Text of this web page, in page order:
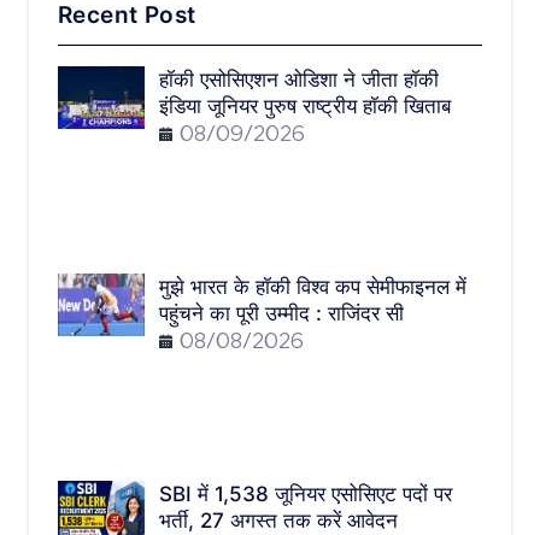
Recent Post
हॉकी एसोसिएशन ओडिशा ने जीता हॉकी
इंडिया जूनियर पुरुष राष्ट्रीय हॉकी खिताब
08/09/2026
मुझे भारत के हॉकी विश्व कप सेमीफाइनल में
पहुंचने का पूरी उम्मीद : राजिंदर सी
08/08/2026
SBI में 1,538 जूनियर एसोसिएट पदों पर
भर्ती, 27 अगस्त तक करें आवेदन